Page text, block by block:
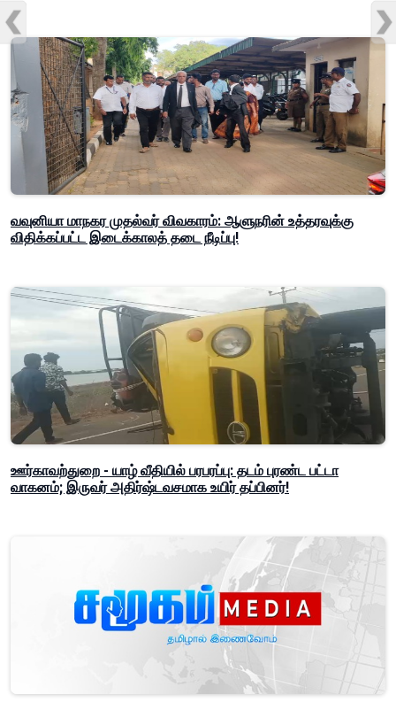
வவுனியா மாநகர முதல்வர் விவகாரம்: ஆளுநரின் உத்தரவுக்கு
விதிக்கப்பட்ட இடைக்காலத் தடை நீடிப்பு!
ஊர்காவற்துறை - யாழ் வீதியில் பரபரப்பு: தடம் புரண்ட பட்டா
வாகனம்; இருவர் அதிர்ஷ்டவசமாக உயிர் தப்பினர்!